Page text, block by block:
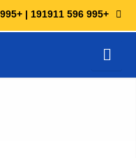
+995 596 191911 | +995 599 909020